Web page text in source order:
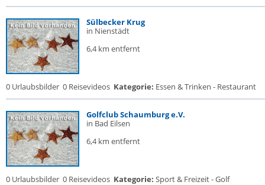
Sülbecker Krug
in Nienstädt
6,4 km entfernt
0 Urlaubsbilder 0 Reisevideos Kategorie: Essen & Trinken - Restaurant
Golfclub Schaumburg e.V.
in Bad Eilsen
6,4 km entfernt
0 Urlaubsbilder 0 Reisevideos Kategorie: Sport & Freizeit - Golf